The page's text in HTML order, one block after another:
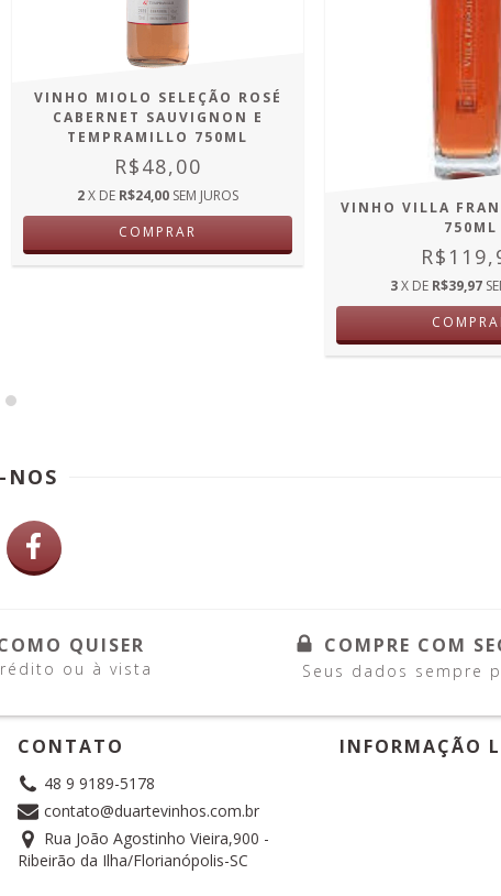
VINHO MIOLO SELEÇÃO ROSÉ
CABERNET SAUVIGNON E
TEMPRAMILLO 750ML
R$48,00
2X DE R$24,00 SEM JUROS
COMPRAR
VINHO VILLA
750ML
3X DE R$39,97
NOS
QUISER
ou à vista
COMPRE COM
Seus dados sempre
CONTATO
48 9 9189-5178
contato@duartevinhos.com.br
Rua João Agostinho Vieira,900 -
Ribeirão da Ilha/Florianópolis-SC
INFORMAÇÃO